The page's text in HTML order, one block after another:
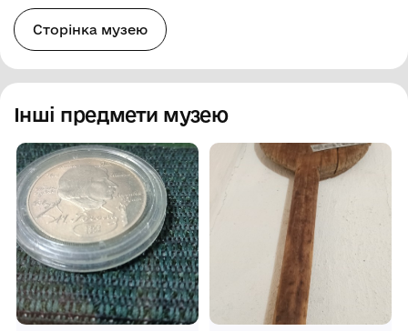
Сторінка музею
Інші предмети музею